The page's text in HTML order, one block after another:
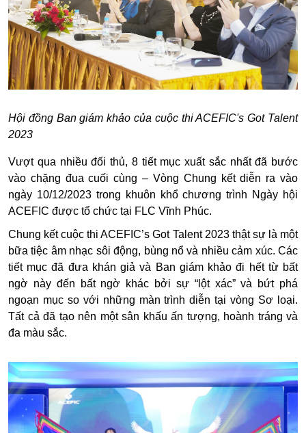
Hội đồng Ban giám khảo của cuộc thi ACEFIC's Got Talent
2023
Vượt qua nhiều đối thủ, 8 tiết mục xuất sắc nhất đã bước
vào chặng đua cuối cùng – Vòng Chung kết diễn ra vào
ngày 10/12/2023 trong khuôn khổ chương trình Ngày hội
ACEFIC được tổ chức tại FLC Vĩnh Phúc.
Chung kết cuộc thi ACEFIC’s Got Talent 2023 thật sự là một
bữa tiệc âm nhạc sôi động, bùng nổ và nhiều cảm xúc. Các
tiết mục đã đưa khán giả và Ban giám khảo đi hết từ bất
ngờ này đến bất ngờ khác bởi sự “lột xác” và bứt phá
ngoạn mục so với những màn trình diễn tại vòng Sơ loại.
Tất cả đã tạo nên một sân khấu ấn tượng, hoành tráng và
đa màu sắc.